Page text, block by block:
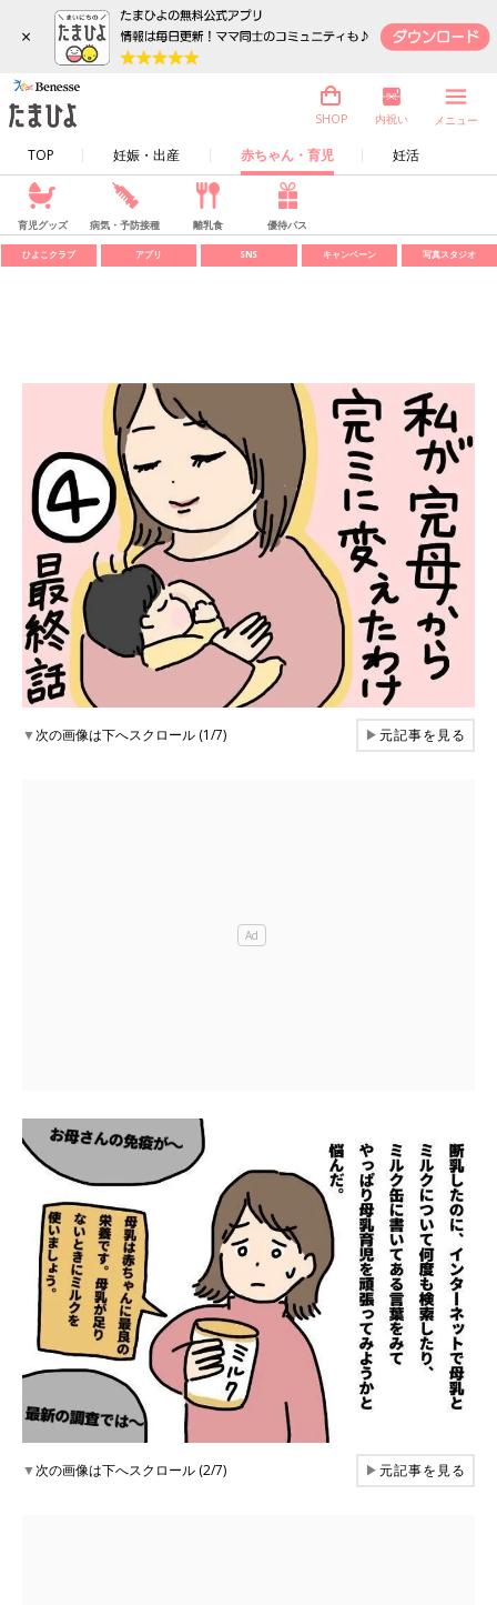
×
TOP 妊娠・出産 赤ちゃん・育児 妊活
SHOP 内祝い メニュー
育児グッズ 病気・予防接種 離乳食 優待パス
ひよこクラブ アプリ SNS キャンペーン 写真スタジオ
▼次の画像は下へスクロール (1/7) ▶元記事を見る
▼次の画像は下へスクロール (2/7) ▶元記事を見る